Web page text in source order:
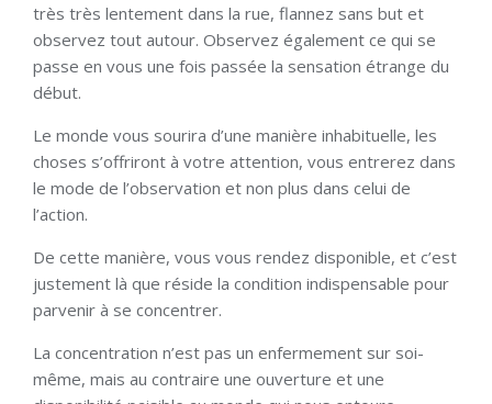
très très lentement dans la rue, flannez sans but et
observez tout autour. Observez également ce qui se
passe en vous une fois passée la sensation étrange du
début.
Le monde vous sourira d’une manière inhabituelle, les
choses s’offriront à votre attention, vous entrerez dans
le mode de l’observation et non plus dans celui de
l’action.
De cette manière, vous vous rendez disponible, et c’est
justement là que réside la condition indispensable pour
parvenir à se concentrer.
La concentration n’est pas un enfermement sur soi-
même, mais au contraire une ouverture et une